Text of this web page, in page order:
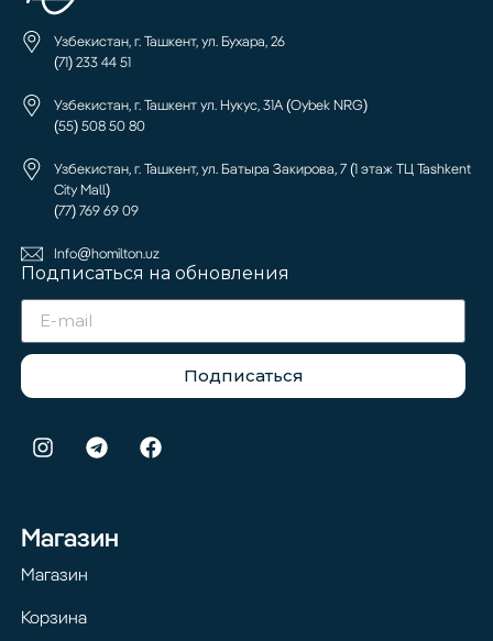
Узбекистан, г. Ташкент, ул. Бухара, 26
(71) 233 44 51
Узбекистан, г. Ташкент ул. Нукус, 31А (Oybek NRG)
(55) 508 50 80
Узбекистан, г. Ташкент, ул. Батыра Закирова, 7 (1 этаж ТЦ Tashkent
City Mall)
(77) 769 69 09
Info@homilton.uz
Подписаться на обновления
Подписаться
Магазин
Магазин
Корзина